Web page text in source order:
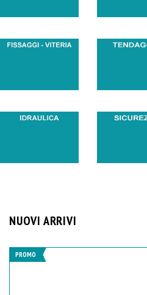
NUOVI ARRIVI
PROMO